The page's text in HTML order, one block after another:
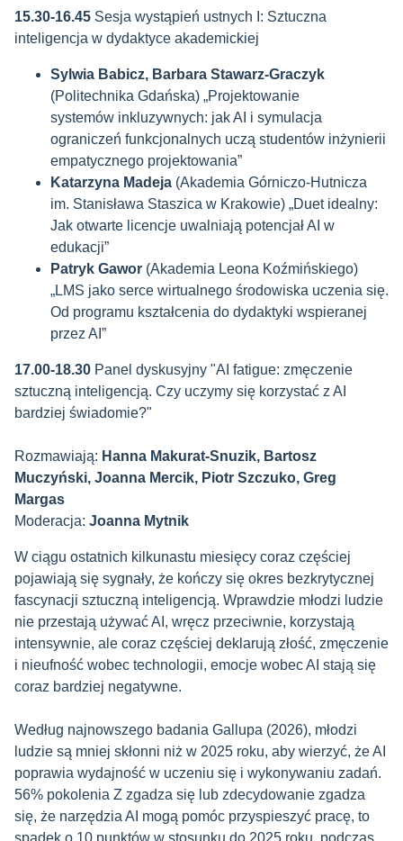
15.30-16.45 Sesja wystąpień ustnych I: Sztuczna
inteligencja w dydaktyce akademickiej
Sylwia Babicz, Barbara Stawarz-Graczyk
(Politechnika Gdańska) „Projektowanie
systemów inkluzywnych: jak AI i symulacja
ograniczeń funkcjonalnych uczą studentów inżynierii
empatycznego projektowania”
Katarzyna Madeja (Akademia Górniczo-Hutnicza
im. Stanisława Staszica w Krakowie) „Duet idealny:
Jak otwarte licencje uwalniają potencjał AI w
edukacji”
Patryk Gawor (Akademia Leona Koźmińskiego)
„LMS jako serce wirtualnego środowiska uczenia się.
Od programu kształcenia do dydaktyki wspieranej
przez AI”
17.00-18.30 Panel dyskusyjny "AI fatigue: zmęczenie
sztuczną inteligencją. Czy uczymy się korzystać z AI
bardziej świadomie?"
Rozmawiają: Hanna Makurat-Snuzik, Bartosz
Muczyński, Joanna Mercik, Piotr Szczuko, Greg
Margas
Moderacja: Joanna Mytnik
W ciągu ostatnich kilkunastu miesięcy coraz częściej
pojawiają się sygnały, że kończy się okres bezkrytycznej
fascynacji sztuczną inteligencją. Wprawdzie młodzi ludzie
nie przestają używać AI, wręcz przeciwnie, korzystają
intensywnie, ale coraz częściej deklarują złość, zmęczenie
i nieufność wobec technologii, emocje wobec AI stają się
coraz bardziej negatywne.
Według najnowszego badania Gallupa (2026), młodzi
ludzie są mniej skłonni niż w 2025 roku, aby wierzyć, że AI
poprawia wydajność w uczeniu się i wykonywaniu zadań.
56% pokolenia Z zgadza się lub zdecydowanie zgadza
się, że narzędzia AI mogą pomóc przyspieszyć pracę, to
spadek o 10 punktów w stosunku do 2025 roku, podczas